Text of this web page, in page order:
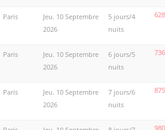
Paris
Jeu. 10 Septembre
2026
5 jours/4
nuits
Paris
Jeu. 10 Septembre
2026
6 jours/5
nuits
Paris
Jeu. 10 Septembre
2026
7 jours/6
nuits